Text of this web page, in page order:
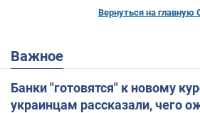
Вернуться на главную
Важное
Банки "готовятся" к новому
украинцам рассказали, чего